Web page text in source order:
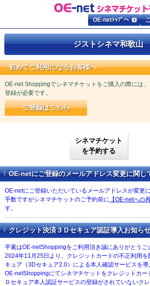
OE-netﾄｯﾌﾟへ
ジストシネマ和歌山
初めてご利用になるお客様へ
OE-net Shoppingでシネマチケットをご購入の際には
登録が必要です。
ご登録はこちら
シネマチケット
を予約する
OE-netにご登録のメールアドレス変更に関し
OE-netにご登録いただいているメールアドレスが変更
手数ですがシネマチケットのご予約前に 【OE-netへの
す。
クレジット決済３Ｄセキュア認証導入お知ら
平素はOE-netShoppingをご利用頂き誠にありがとうご
2024年11月25日より、クレジットカードの不正利用
キュア（3Dセキュア2.0）による本人確認サービスを導
OE-netShoppingにてシネマチケットをクレジットカー
Ｄセキュア本人認証サービスの登録がされていないク